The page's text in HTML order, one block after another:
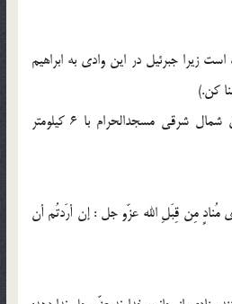
زیرا جبرئیل در این وادی به ابراهیم
کن.)
سرزمینی در فاصله 7 کیلومتری شمال شرقی مسجدالحرام با 6 کیلومتر
مُنادٍ مِن قِبَلِ الله عزّو جل : إن أرَدتُم أن